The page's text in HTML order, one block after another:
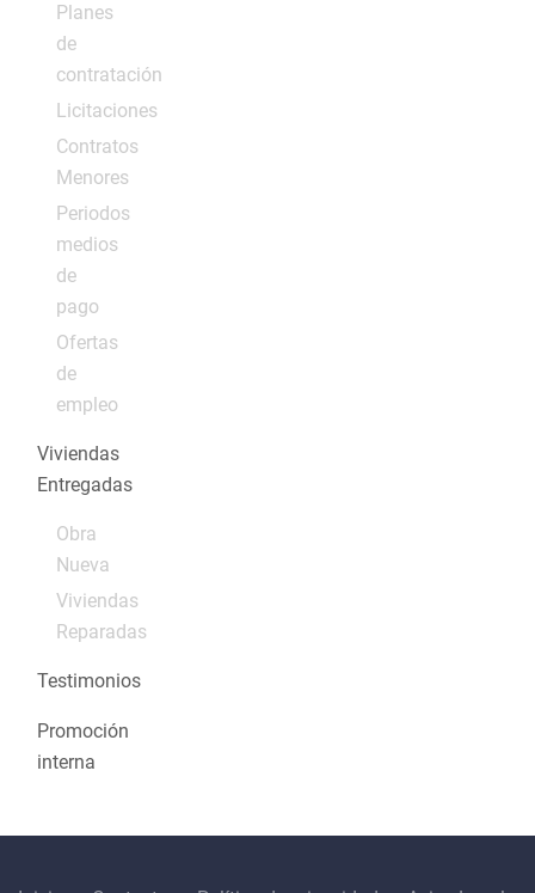
Planes
de
contratación
Licitaciones
Contratos
Menores
Periodos
medios
de
pago
Ofertas
de
empleo
Viviendas
Entregadas
Obra
Nueva
Viviendas
Reparadas
Testimonios
Promoción
interna